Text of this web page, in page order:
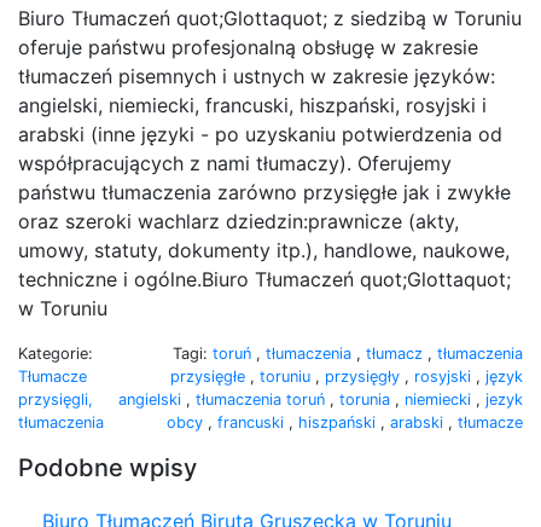
Biuro Tłumaczeń quot;Glottaquot; z siedzibą w Toruniu
oferuje państwu profesjonalną obsługę w zakresie
tłumaczeń pisemnych i ustnych w zakresie języków:
angielski, niemiecki, francuski, hiszpański, rosyjski i
arabski (inne języki - po uzyskaniu potwierdzenia od
współpracujących z nami tłumaczy). Oferujemy
państwu tłumaczenia zarówno przysięgłe jak i zwykłe
oraz szeroki wachlarz dziedzin:prawnicze (akty,
umowy, statuty, dokumenty itp.), handlowe, naukowe,
techniczne i ogólne.Biuro Tłumaczeń quot;Glottaquot;
w Toruniu
Kategorie:
Tłumacze
przysięgli,
tłumaczenia
Tagi: toruń , tłumaczenia , tłumacz , tłumaczenia
przysięgłe , toruniu , przysięgły , rosyjski , język
angielski , tłumaczenia toruń , torunia , niemiecki , jezyk
obcy , francuski , hiszpański , arabski , tłumacze
Podobne wpisy
Biuro Tłumaczeń Biruta Gruszecka w Toruniu